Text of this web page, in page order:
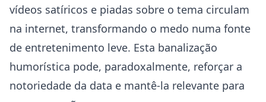
vídeos satíricos e piadas sobre o tema circulam
na internet, transformando o medo numa fonte
de entretenimento leve. Esta banalização
humorística pode, paradoxalmente, reforçar a
notoriedade da data e mantê-la relevante para